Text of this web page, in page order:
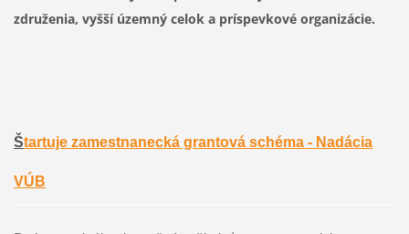
združenia, vyšší územný celok a príspevkové organizácie.
Štartuje zamestnanecká grantová schéma - Nadácia
VÚB